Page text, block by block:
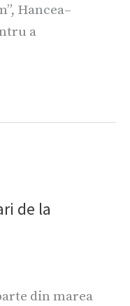
Hancea–
a
de la
din marea